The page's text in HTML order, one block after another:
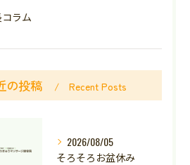
ラム
の投稿 Recent Posts
2026/08/05
そろそろお盆休み